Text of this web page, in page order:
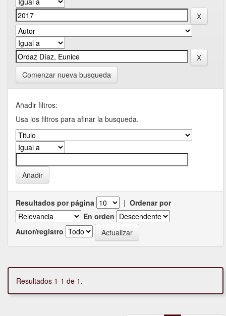
Comenzar nueva busqueda
Añadir filtros:
Usa los filtros para afinar la busqueda.
Resultados por página | Ordenar por
En orden
Autor/registro
Resultados 1-1 de 1.